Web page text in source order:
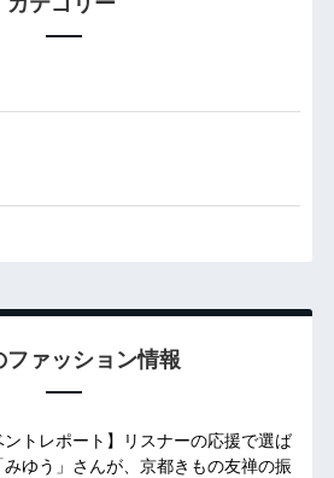
ファッション情報
ントレポート】リスナーの応援で選ば
みゆう」さんが、京都きもの友禅の振